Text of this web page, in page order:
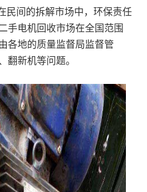
民间的拆解市场中，环保责任
手电机回收市场在全国范围
各地的质量监督局监督管
翻新机等问题。